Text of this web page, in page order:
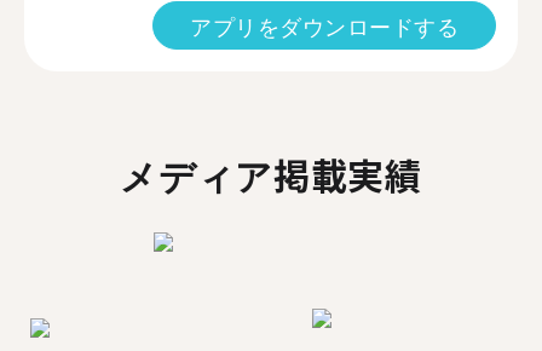
アプリをダウンロードする
メディア掲載実績